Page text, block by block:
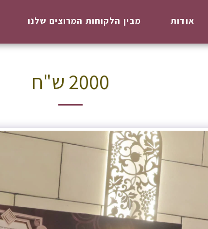
אודות מבין הלקוחות המרוצים שלנו
2000 ש"ח